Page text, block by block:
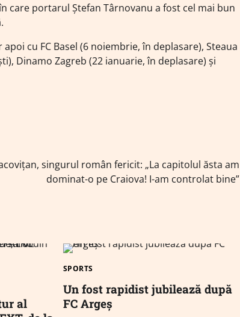
care portarul Ştefan Târnovanu a fost cel mai bun
cu FC Basel (6 noiembrie, în deplasare), Steaua
Dinamo Zagreb (22 ianuarie, în deplasare) şi
singurul român fericit: „La capitolul ăsta am
dominat-o pe Craiova! I-am controlat bine”
al
SPORTS
Un fost rapidist jubilează după
FC Argeș